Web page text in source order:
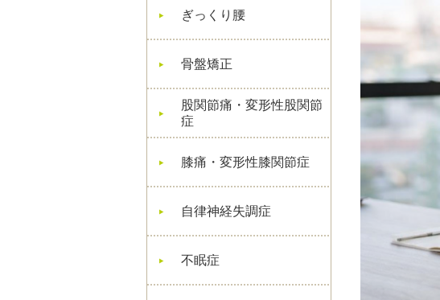
ぎっくり腰
骨盤矯正
股関節痛・変形性股関節
症
膝痛・変形性膝関節症
自律神経失調症
不眠症